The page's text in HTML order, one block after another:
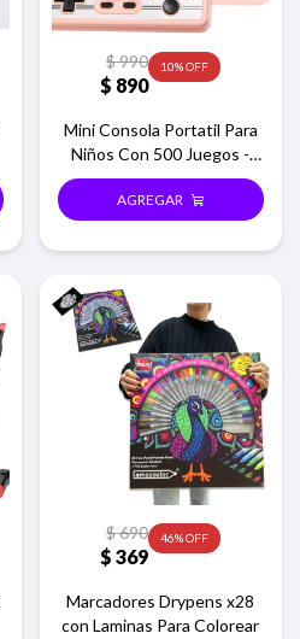
$ 890
$990 10
Mini Consola Portatil Para
Niños Con 500 Juegos -
Rosa
$ 369
$690 46
Marcadores Drypens x28
con Laminas Para Colorear